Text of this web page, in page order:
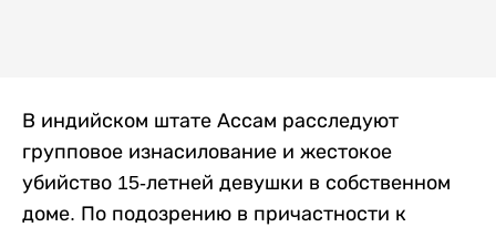
В индийском штате Ассам расследуют
групповое изнасилование и жестокое
убийство 15-летней девушки в собственном
доме. По подозрению в причастности к